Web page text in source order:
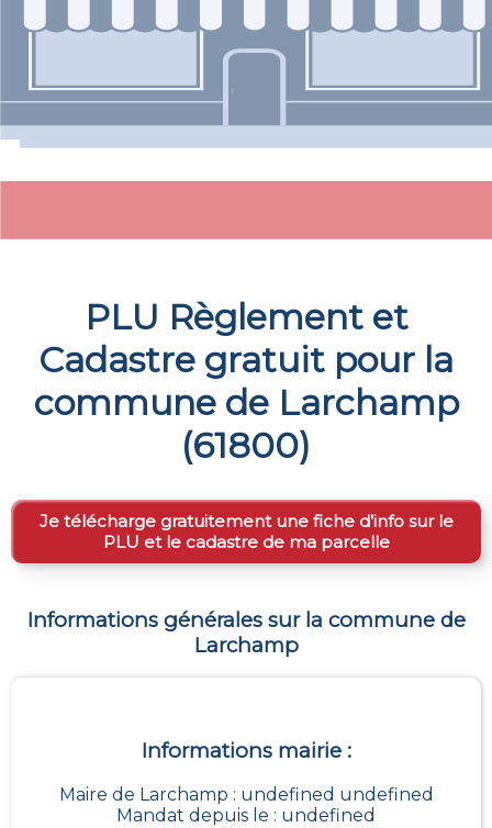
PLU Règlement et
Cadastre gratuit pour la
commune de Larchamp
(61800)
Je télécharge gratuitement une fiche d’info sur le
PLU et le cadastre de ma parcelle
Informations générales sur la commune de
Larchamp
Informations mairie :
Maire de Larchamp : undefined undefined
Mandat depuis le : undefined